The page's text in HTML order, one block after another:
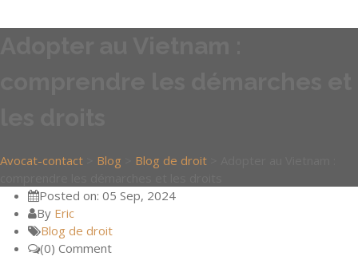
Avocat-contact Blog Blog de droit
Posted on: 05 Sep, 2024
By Eric
Blog de droit
(0) Comment